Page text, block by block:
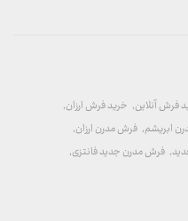
فرش آنلاین, خرید فرش ارزان,
ابریشم, فرش مدرن ارزان,
, فرش مدرن جدید فانتزی,